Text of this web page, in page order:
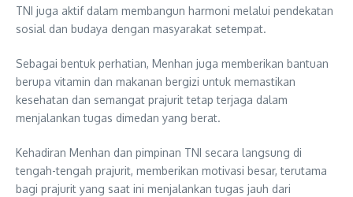
TNI juga aktif dalam membangun harmoni melalui pendekatan
sosial dan budaya dengan masyarakat setempat.
Sebagai bentuk perhatian, Menhan juga memberikan bantuan
berupa vitamin dan makanan bergizi untuk memastikan
kesehatan dan semangat prajurit tetap terjaga dalam
menjalankan tugas dimedan yang berat.
Kehadiran Menhan dan pimpinan TNI secara langsung di
tengah-tengah prajurit, memberikan motivasi besar, terutama
bagi prajurit yang saat ini menjalankan tugas jauh dari